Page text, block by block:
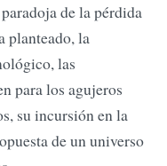
de la pérdida
planteado, la
las
para los agujeros
su incursión en la
de un universo